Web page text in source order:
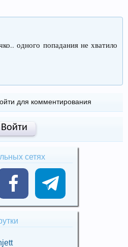
одного попадания не хватило
для комментирования
Войти
сетях